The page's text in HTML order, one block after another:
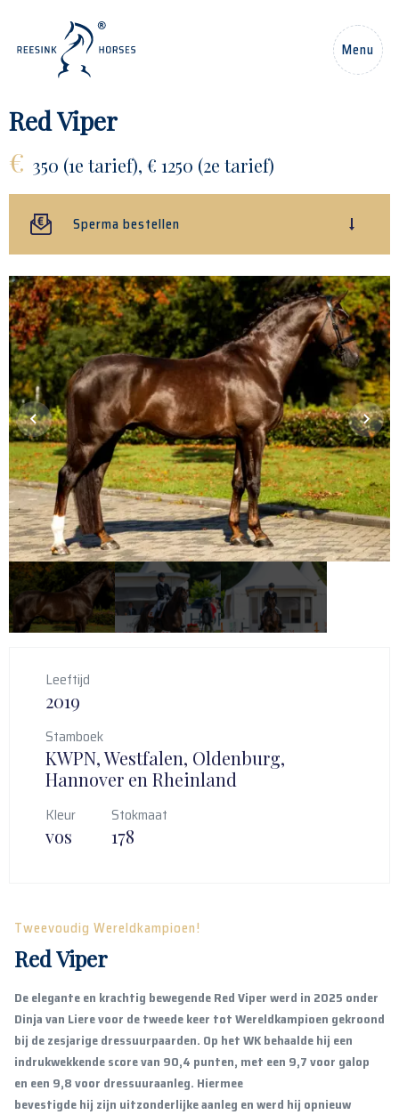
Menu
Home
Paarden
Nieuws
Over ons
Contact
Red Viper
€ 350 (1e tarief), € 1250 (2e tarief)
Sperma bestellen
Leeftijd
2019
Stamboek
KWPN, Westfalen, Oldenburg,
Hannover en Rheinland
Kleur
vos
Stokmaat
178
Tweevoudig Wereldkampioen!
Red Viper
De elegante en krachtig bewegende Red Viper werd in 2025 onder
Dinja van Liere voor de tweede keer tot Wereldkampioen gekroond
bij de zesjarige dressuurpaarden. Op het WK behaalde hij een
indrukwekkende score van 90,4 punten, met een 9,7 voor galop
en een 9,8 voor dressuuraanleg. Hiermee
bevestigde hij zijn uitzonderlijke aanleg en werd hij opnieuw